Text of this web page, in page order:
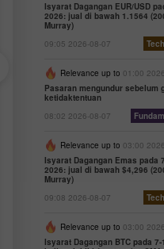
Mata wang Krypto
Cadangan
untuk Pasaran
Wang Kripto
Ogos
Bitcoin dan Ethereum
didagangkan dalam
Miroslaw Bawulski
09:32 2026-08-07
Isyarat Dagangan EUR/USD
2026: jual di bawah 1.1564
Murray)
09:05 2026-08-07
Relevance up to 01:00
Pasaran mengundur sebelum
ketidaktentuan
08:02 2026-08-07
Relevance up to 03:00
Isyarat Dagangan Emas pada
2026: jual di bawah $4,296
Murray)
09:08 2026-08-07
Relevance up to 03:00
Isyarat Dagangan BTC pada